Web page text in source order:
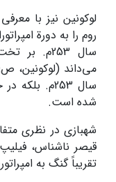
لوکونین نیز با
سال 253م.
شده است.
شهبازی در نظری
قیصر ناشناس،
تقریباً گنگ به